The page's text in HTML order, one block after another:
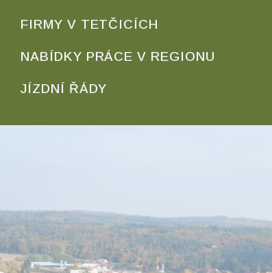
FIRMY V TETČICÍCH
NABÍDKY PRÁCE V REGIONU
JÍZDNÍ ŘÁDY